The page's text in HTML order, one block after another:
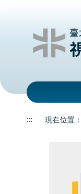
:::